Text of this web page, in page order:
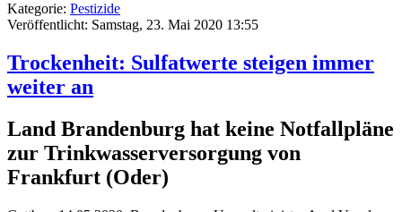
Kategorie: Pestizide
Veröffentlicht: Samstag, 23. Mai 2020 13:55
Trockenheit: Sulfatwerte steigen immer
weiter an
Land Brandenburg hat keine Notfallpläne
zur Trinkwasserversorgung von
Frankfurt (Oder)